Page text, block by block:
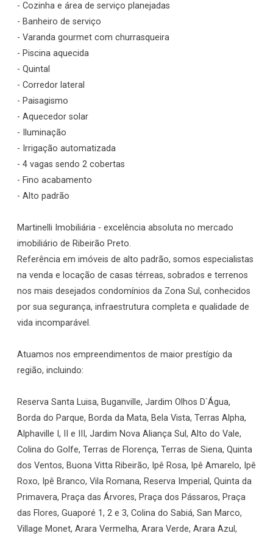
- Cozinha e área de serviço planejadas
- Banheiro de serviço
- Varanda gourmet com churrasqueira
- Piscina aquecida
- Quintal
- Corredor lateral
- Paisagismo
- Aquecedor solar
- Iluminação
- Irrigação automatizada
- 4 vagas sendo 2 cobertas
- Fino acabamento
- Alto padrão
Martinelli Imobiliária - excelência absoluta no mercado
imobiliário de Ribeirão Preto.
Referência em imóveis de alto padrão, somos especialistas
na venda e locação de casas térreas, sobrados e terrenos
nos mais desejados condomínios da Zona Sul, conhecidos
por sua segurança, infraestrutura completa e qualidade de
vida incomparável.
Atuamos nos empreendimentos de maior prestígio da
região, incluindo:
Reserva Santa Luisa, Buganville, Jardim Olhos D`Água,
Borda do Parque, Borda da Mata, Bela Vista, Terras Alpha,
Alphaville I, II e III, Jardim Nova Aliança Sul, Alto do Vale,
Colina do Golfe, Terras de Florença, Terras de Siena, Quinta
dos Ventos, Buona Vitta Ribeirão, Ipê Rosa, Ipê Amarelo, Ipê
Roxo, Ipê Branco, Vila Romana, Reserva Imperial, Quinta da
Primavera, Praça das Árvores, Praça dos Pássaros, Praça
das Flores, Guaporé 1, 2 e 3, Colina do Sabiá, San Marco,
Village Monet, Arara Vermelha, Arara Verde, Arara Azul,